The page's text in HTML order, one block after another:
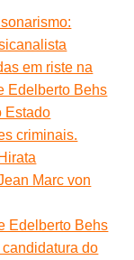
em riste na
Edelberto Behs
Estado
criminais.
Marc von
Edelberto Behs
do